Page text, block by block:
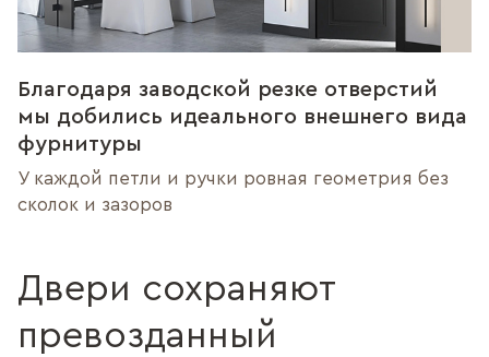
Благодаря заводской резке отверстий
мы добились идеального внешнего вида
фурнитуры
У каждой петли и ручки ровная геометрия без
сколок и зазоров
Двери сохраняют
превозданный